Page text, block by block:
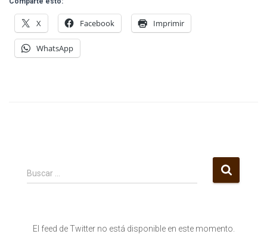
X Facebook Imprimir
WhatsApp
B
u
Buscar …
El feed de Twitter no está disponible en este momento.